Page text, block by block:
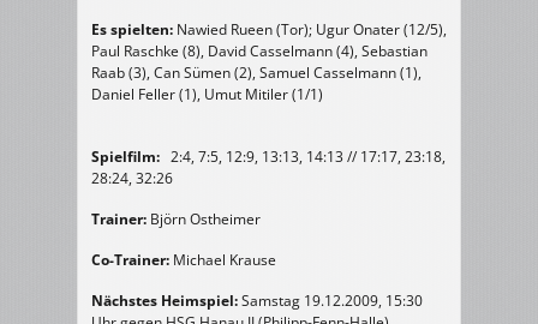
Es spielten: Nawied Rueen (Tor); Ugur Onater (12/5),
Paul Raschke (8), David Casselmann (4), Sebastian
Raab (3), Can Sümen (2), Samuel Casselmann (1),
Daniel Feller (1), Umut Mitiler (1/1)
Spielfilm: 2:4, 7:5, 12:9, 13:13, 14:13 // 17:17, 23:18,
28:24, 32:26
Trainer: Björn Ostheimer
Co-Trainer: Michael Krause
Nächstes Heimspiel:Samstag 19.12.2009, 15:30